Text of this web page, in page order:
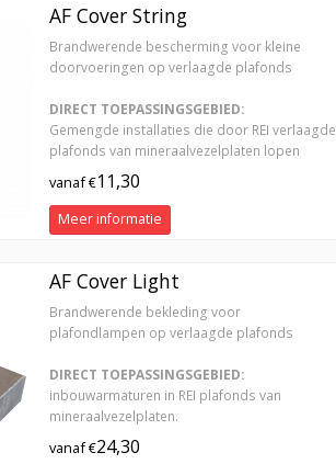
AF Cover String
Brandwerende bescherming voor kleine
doorvoeringen op verlaagde plafonds
DIRECT TOEPASSINGSGEBIED:
Gemengde installaties die door REI verlaagde
plafonds van mineraalvezelplaten lopen
vanaf €11,30
Meer informatie
AF Cover Light
Brandwerende bekleding voor
plafondlampen op verlaagde plafonds
DIRECT TOEPASSINGSGEBIED:
inbouwarmaturen in REI plafonds van
mineraalvezelplaten.
vanaf €24,30